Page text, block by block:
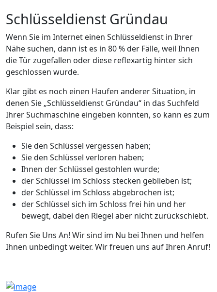
Schlüsseldienst Gründau
Wenn Sie im Internet einen Schlüsseldienst in Ihrer
Nähe suchen, dann ist es in 80 % der Fälle, weil Ihnen
die Tür zugefallen oder diese reflexartig hinter sich
geschlossen wurde.
Klar gibt es noch einen Haufen anderer Situation, in
denen Sie „Schlüsseldienst Gründau“ in das Suchfeld
Ihrer Suchmaschine eingeben könnten, so kann es zum
Beispiel sein, dass:
Sie den Schlüssel vergessen haben;
Sie den Schlüssel verloren haben;
Ihnen der Schlüssel gestohlen wurde;
der Schlüssel im Schloss stecken geblieben ist;
der Schlüssel im Schloss abgebrochen ist;
der Schlüssel sich im Schloss frei hin und her
bewegt, dabei den Riegel aber nicht zurückschiebt.
Rufen Sie Uns An! Wir sind im Nu bei Ihnen und helfen
Ihnen unbedingt weiter. Wir freuen uns auf Ihren Anruf!